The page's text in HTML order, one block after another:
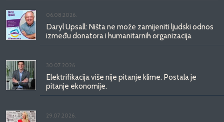
06.08.2026.
Daryl Upsall: Ništa ne može zamijeniti ljudski odnos
između donatora i humanitarnih organizacija
30.07.2026.
Elektrifikacija više nije pitanje klime. Postala je
pitanje ekonomije.
29.07.2026.